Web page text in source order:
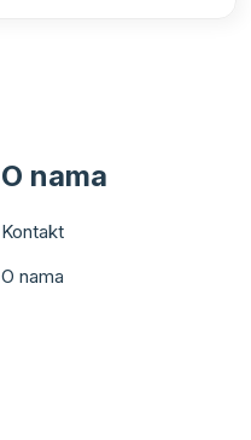
O nama
Kontakt
O nama